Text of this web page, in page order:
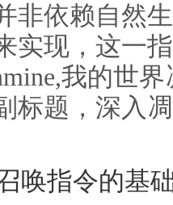
非依赖自然
实现，这一
我的世
标题，深入
唤指令的基